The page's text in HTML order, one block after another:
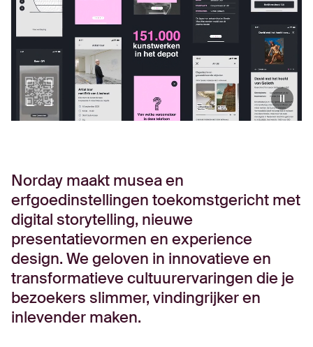
Norday maakt musea en
erfgoedinstellingen toekomstgericht met
digital storytelling, nieuwe
presentatievormen en experience
design. We geloven in innovatieve en
transformatieve cultuurervaringen die je
bezoekers slimmer, vindingrijker en
inlevender maken.